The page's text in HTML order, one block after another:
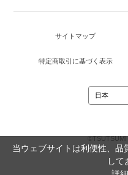
サイトマップ
特定商取引に基づく表示
©TSUTSUMI
当ウェブサイトは利便性、
して